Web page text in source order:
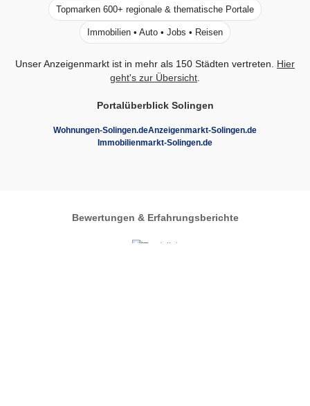
Topmarken 600+ regionale & thematische Portale
Immobilien • Auto • Jobs • Reisen
Unser Anzeigenmarkt ist in mehr als 150 Städten vertreten.
Hier
geht's zur Übersicht
Portalüberblick Solingen
Wohnungen-Solingen.deAnzeigenmarkt-Solingen.de
Immobilienmarkt-Solingen.de
Bewertungen & Erfahrungsberichte